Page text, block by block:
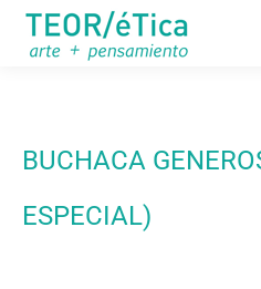
BUCHACA
ESPECIAL)